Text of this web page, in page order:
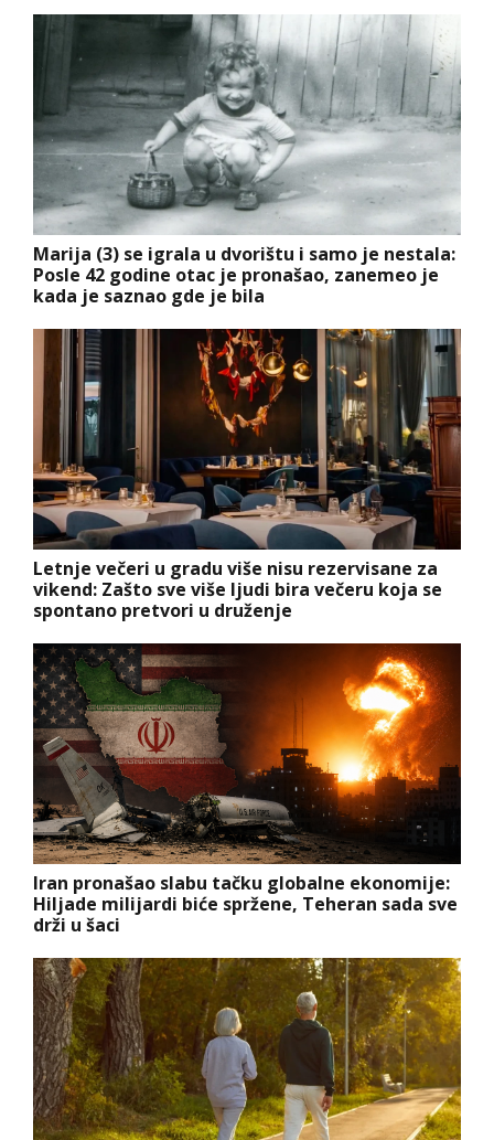
Marija (3) se igrala u dvorištu i samo je nestala:
Posle 42 godine otac je pronašao, zanemeo je
kada je saznao gde je bila
Letnje večeri u gradu više nisu rezervisane za
vikend: Zašto sve više ljudi bira večeru koja se
spontano pretvori u druženje
Iran pronašao slabu tačku globalne ekonomije:
Hiljade milijardi biće spržene, Teheran sada sve
drži u šaci